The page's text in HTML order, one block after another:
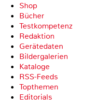
Shop
Bücher
Testkompetenz
Redaktion
Gerätedaten
Bildergalerien
Kataloge
RSS-Feeds
Topthemen
Editorials